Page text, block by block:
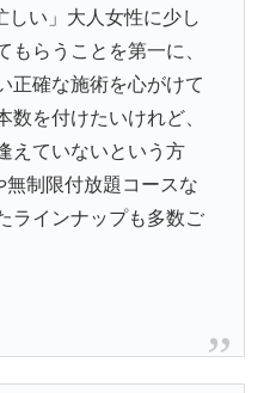
しい」大人女性に少し
もらうことを第一に、
正確な施術を心がけて
数を付けたいけれど、
えていないという方
制限付放題コースな
ラインナップも多数ご